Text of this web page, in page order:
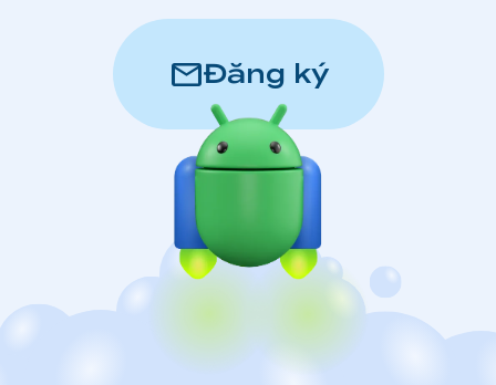
mailĐăng ký